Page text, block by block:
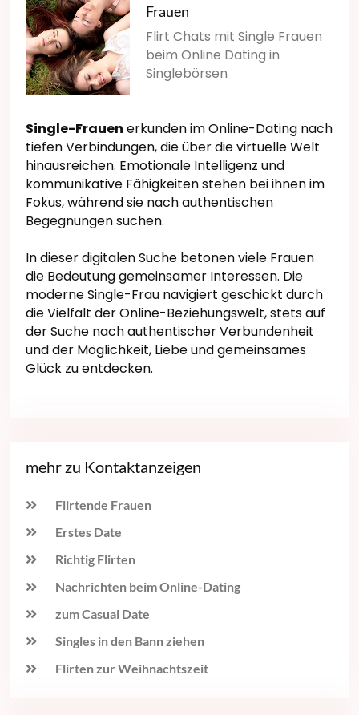
Frauen
Flirt Chats mit Single Frauen
beim Online Dating in
Singlebörsen
Single-Frauen erkunden im Online-Dating nach
tiefen Verbindungen, die über die virtuelle Welt
hinausreichen. Emotionale Intelligenz und
kommunikative Fähigkeiten stehen bei ihnen im
Fokus, während sie nach authentischen
Begegnungen suchen.
In dieser digitalen Suche betonen viele Frauen
die Bedeutung gemeinsamer Interessen. Die
moderne Single-Frau navigiert geschickt durch
die Vielfalt der Online-Beziehungswelt, stets auf
der Suche nach authentischer Verbundenheit
und der Möglichkeit, Liebe und gemeinsames
Glück zu entdecken.
mehr zu Kontaktanzeigen
Flirtende Frauen
Erstes Date
Richtig Flirten
Nachrichten beim Online-Dating
zum Casual Date
Singles in den Bann ziehen
Flirten zur Weihnachtszeit